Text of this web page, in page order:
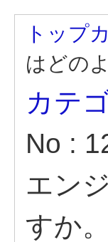
トップ
はどの
カテ
No :
エン
すか